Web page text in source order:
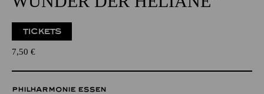
TICKETS
7,50 €
PHILHARMONIE ESSEN